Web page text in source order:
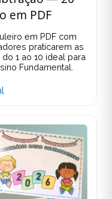
em PDF
em PDF com
praticarem as
1 ao 10 ideal para
Fundamental.